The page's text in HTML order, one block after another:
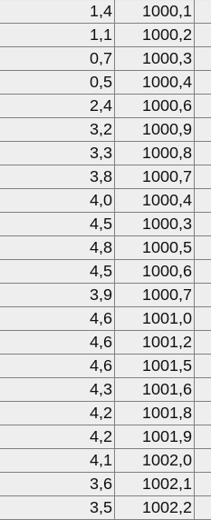
1,4
1000,1
1,1
1000,2
0,7
1000,3
0,5
1000,4
2,4
1000,6
3,2
1000,9
3,3
1000,8
3,8
1000,7
4,0
1000,4
4,5
1000,3
4,8
1000,5
4,5
1000,6
3,9
1000,7
4,6
1001,0
4,6
1001,2
4,6
1001,5
4,3
1001,6
4,2
1001,8
4,2
1001,9
4,1
1002,0
3,6
1002,1
3,5
1002,2